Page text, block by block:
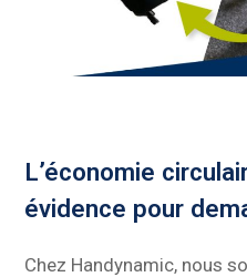
L’économie
évidence pour
Chez Handynamic, nous